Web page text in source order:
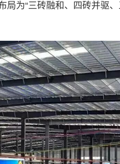
局为“三砖融和、四砖并驱